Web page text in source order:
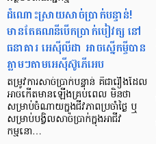
ដំណោះស្រាយសាច់ប្រាក់បន្ទាន់!
មានតែគណនីបើកប្រាក់បៀវត្ស នៅ
ធនាគារ អេស៊ីលីដា អាចស្នើកម្ចីបាន
ភ្លាមៗតាមអេស៊ីស៊ូភើអេប
តម្រូវការសាច់ប្រាក់បន្ទាន់ គឺជារឿងដែល
អាចកើតមានឡើងគ្រប់ពេល មិនថា
សម្រាប់ចំណាយក្នុងជីវភាពប្រចាំថ្ងៃ ឬ
សម្រាប់បង្វិលសាច់ប្រាក់ក្នុងអាជីវ
កម្មនោ…